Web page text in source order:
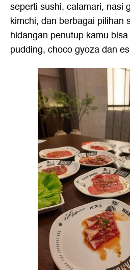
seperti sushi, calamari, nasi
kimchi, dan berbagai pilihan
hidangan penutup kamu
pudding, choco gyoza dan